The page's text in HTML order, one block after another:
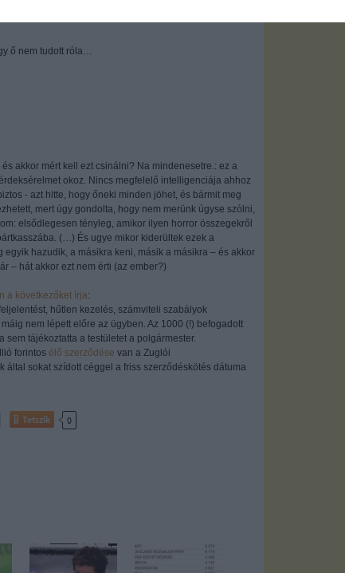
ő nem tudott róla…
akkor mért kell ezt csinálni? Na mindenesetre.: ez a
okoz. Nincs megfelelő intelligenciája ahhoz
- azt hitte, hogy őneki minden jöhet, és bármit meg
mert úgy gondolta, hogy nem merünk úgyse szólni,
elsődlegesen tényleg, amikor ilyen horror összegekről
(…) És ugye mikor kiderültek ezek a
hazudik, a másikra keni, másik a másikra – és akkor
– hát akkor ezt nem érti (az ember?)
a következőket írja:
hűtlen kezelés, számviteli szabályok
nem lépett előre az ügyben. Az 1000 (!) befogadott
tájékoztatta a testületet a polgármester.
forintos élő szerződése van a Zuglói
által sokat szídott céggel a friss szerződéskötés dátuma
Tetszik 0